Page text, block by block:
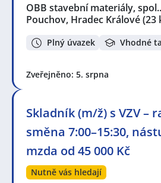
OBB stavební materiály,
Pouchov, Hradec Králové(23
Plný úvazek Vhodné
Zveřejněno: 5. srpna
Skladník (m/ž) s VZV –
směna 7:00–15:30,
mzda od 45 000 Kč
Nutně vás hledají